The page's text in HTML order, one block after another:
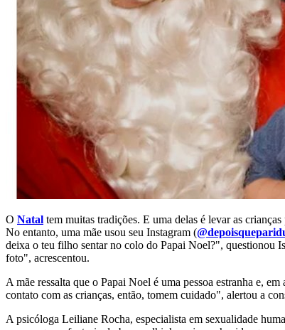
O Natal tem muitas tradições. E uma delas é levar as crianças
No entanto, uma mãe usou seu Instagram (
deixa o teu filho sentar no colo do Papai Noel?", questionou
foto", acrescentou.
A mãe ressalta que o Papai Noel é uma pessoa estranha e,
contato com as crianças, então, tomem cuidado", alertou a
A psicóloga Leiliane Rocha, especialista em sexualidade